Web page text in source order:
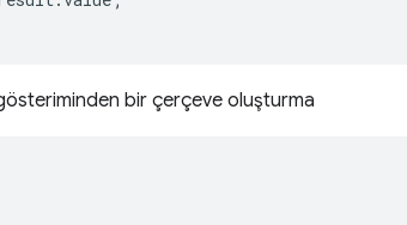
bir çerçeve oluşturma